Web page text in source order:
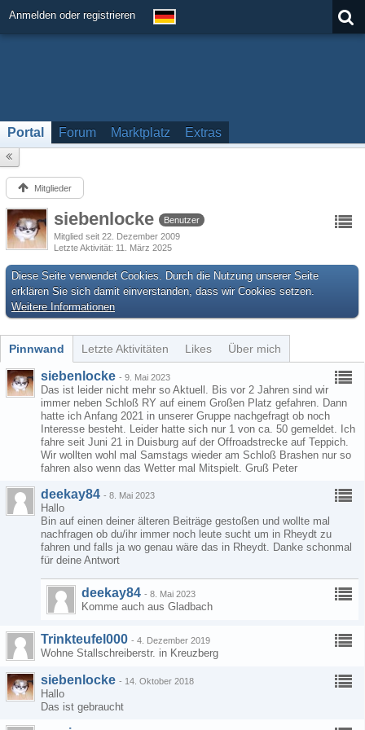
Anmelden oder registrieren
Portal Forum Marktplatz Extras
Mitglieder
siebenlocke
Benutzer
Mitglied seit 22. Dezember 2009
Letzte Aktivität 11. März 2025
Diese Seite verwendet Cookies. Durch die Nutzung unserer Seite
erklären Sie sich damit einverstanden, dass wir Cookies setzen.
Weitere Informationen
Pinnwand Letzte Aktivitäten Likes Über mich
siebenlocke - 9. Mai 2023
Das ist leider nicht mehr so Aktuell. Bis vor 2 Jahren sind wir
immer neben Schloß RY auf einem Großen Platz gefahren. Dann
hatte ich Anfang 2021 in unserer Gruppe nachgefragt ob noch
Interesse besteht. Leider hatte sich nur 1 von ca. 50 gemeldet. Ich
fahre seit Juni 21 in Duisburg auf der Offroadstrecke auf Teppich.
Wir wollten wohl mal Samstags wieder am Schloß Brashen nur so
fahren also wenn das Wetter mal Mitspielt. Gruß Peter
deekay84 - 8. Mai 2023
Hallo
Bin auf einen deiner älteren Beiträge gestoßen und wollte mal
nachfragen ob du/ihr immer noch leute sucht um in Rheydt zu
fahren und falls ja wo genau wäre das in Rheydt. Danke schonmal
für deine Antwort
deekay84 - 8. Mai 2023
Komme auch aus Gladbach
Trinkteufel000 - 4. Dezember 2019
Wohne Stallschreiberstr. in Kreuzberg
siebenlocke - 14. Oktober 2018
Hallo
Das ist gebraucht